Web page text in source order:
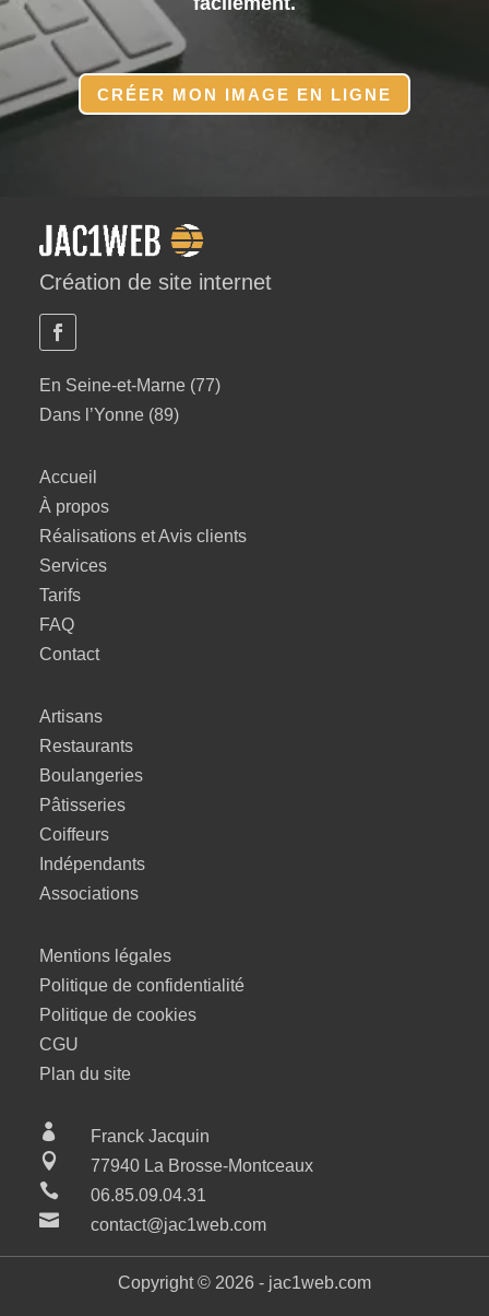
CRÉER MON IMAGE EN LIGNE
Création de site internet
En Seine-et-Marne (77)
Dans l’Yonne (89)
Accueil
À propos
Réalisations et Avis clients
Services
Tarifs
FAQ
Contact
Artisans
Restaurants
Boulangeries
Pâtisseries
Coiffeurs
Indépendants
Associations
Mentions légales
Politique de confidentialité
Politique de cookies
CGU
Plan du site
 Franck Jacquin
 77940 La Brosse-Montceaux
 06.85.09.04.31
 contact@jac1web.com
Copyright © 2026 - jac1web.com